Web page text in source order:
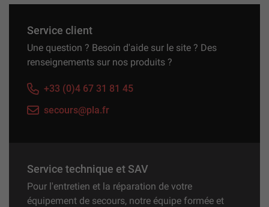
Service client
Une question ? Besoin d'aide sur le site ? Des
renseignements sur nos produits ?
+33 (0)4 67 31 81 45
secours@pla.fr
Service technique et SAV
Pour l'entretien et la réparation de votre
équipement de secours, notre équipe formée et